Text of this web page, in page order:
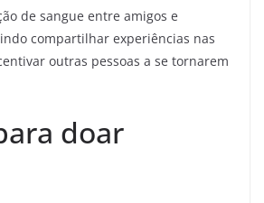
de sangue entre amigos e
compartilhar experiências nas
outras pessoas a se tornarem
doar